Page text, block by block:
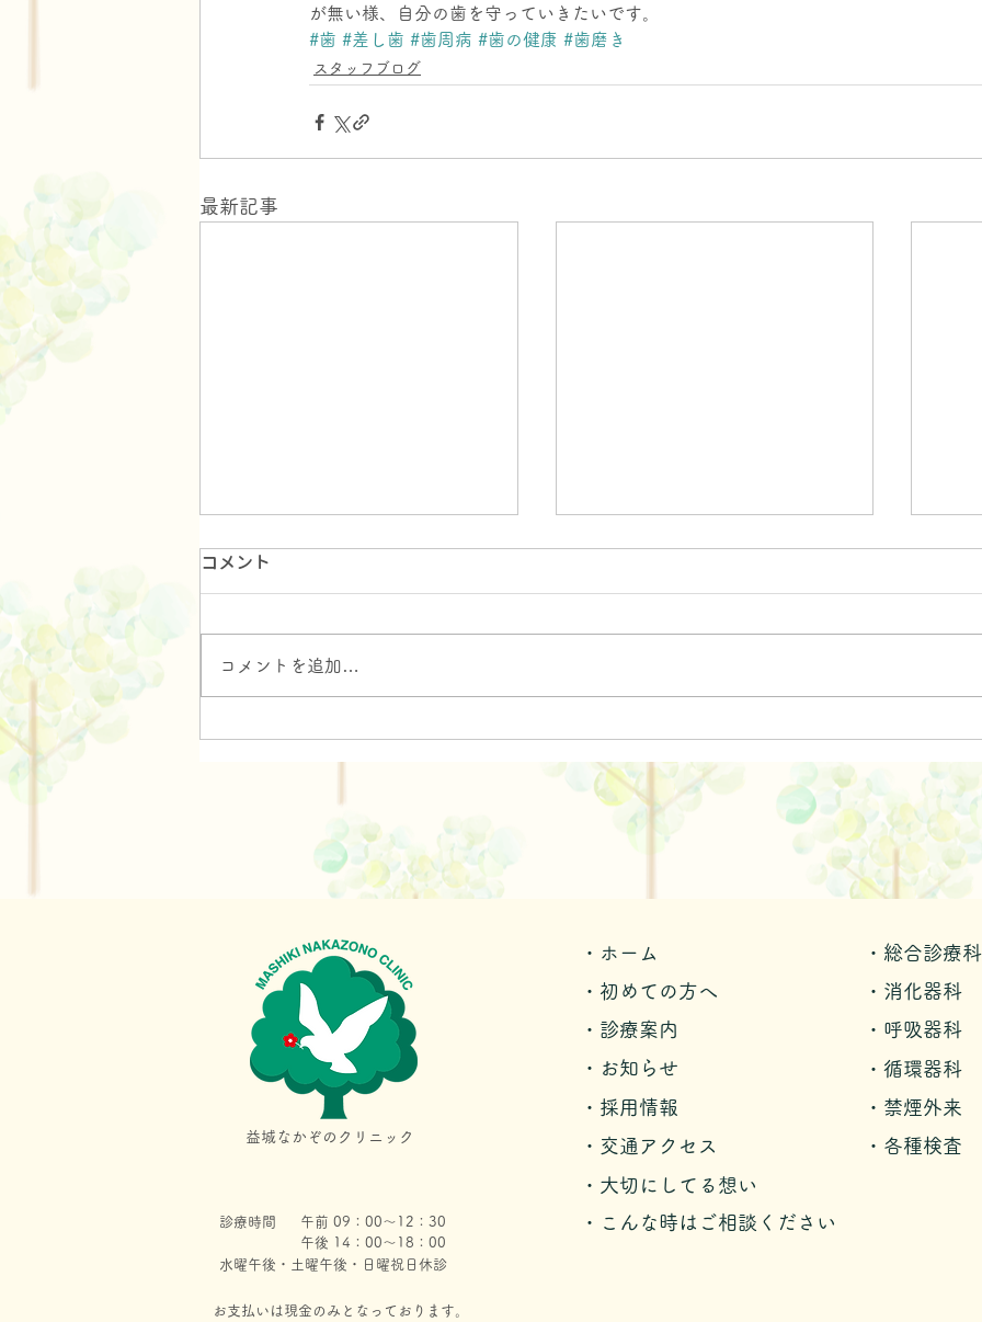
が無い様、自分の歯を守っていきたいです。
#歯 #差し歯 #歯周病 #歯の健康 #歯磨き
スタッフブログ
最新記事
カ
コメント
コメントを追加…
益城なかぞのクリニック
午前 09：00～12：30
診療時間
午後 14：00～18：00
水曜午後・土曜午後・日曜祝日休診
・ホーム
・初めての方へ
・診療案内
・お知らせ
・採用情報
・交通アクセス
・大切にしてる想い
・こんな時はご相談ください
・総合診療科
・消化器科
・呼吸器科
・循環器科
・禁煙外来
・各種検査
お支払いは現金のみとなっております。